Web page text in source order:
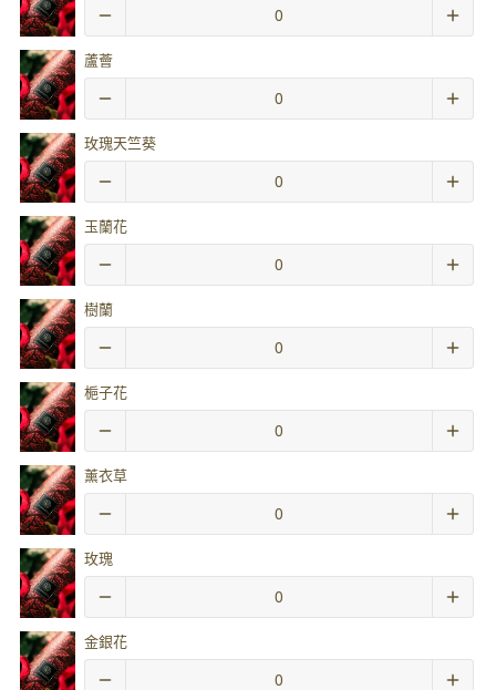
蘆薈
玫瑰天竺葵
玉蘭花
樹蘭
梔子花
薰衣草
玫瑰
金銀花